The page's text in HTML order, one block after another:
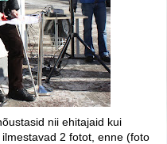
nii ehitajaid kui
2 fotot, enne (foto